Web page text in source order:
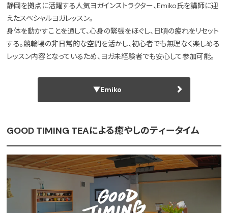
静岡を拠点に活躍する人気ヨガインストラクター、Emiko氏を講師に迎
えたスペシャルヨガレッスン。
身体を動かすことを通して、心身の緊張をほぐし、日頃の疲れをリセット
する。競輪場の非日常的な空間を活かし、初心者でも無理なく楽しめる
レッスン内容となっているため、ヨガ未経験者でも安心して参加可能。
▼Emiko
GOOD TIMING TEAによる癒やしのティータイム